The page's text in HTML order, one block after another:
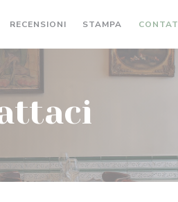
RECENSIONI STAMPA